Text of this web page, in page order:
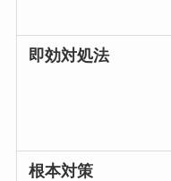
即効対処法
根本対策